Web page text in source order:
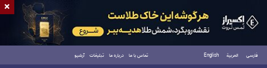
فارسی العربية English تماس با ما درباره ما تبلیغات آرشیو
×